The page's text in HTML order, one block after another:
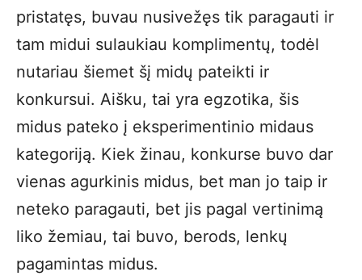
pristatęs, buvau nusivežęs tik paragauti ir
tam midui sulaukiau komplimentų, todėl
nutariau šiemet šį midų pateikti ir
konkursui. Aišku, tai yra egzotika, šis
midus pateko į eksperimentinio midaus
kategoriją. Kiek žinau, konkurse buvo dar
vienas agurkinis midus, bet man jo taip ir
neteko paragauti, bet jis pagal vertinimą
liko žemiau, tai buvo, berods, lenkų
pagamintas midus.